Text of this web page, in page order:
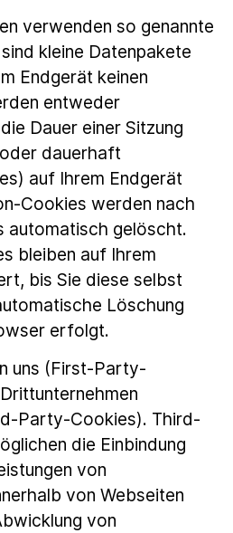
verwenden so genannte
kleine Datenpakete
Endgerät keinen
entweder
Dauer einer Sitzung
dauerhaft
auf Ihrem Endgerät
Cookies werden nach
automatisch gelöscht.
bleiben auf Ihrem
bis Sie diese selbst
Löschung
erfolgt.
uns (First-Party-
Party-Cookies). Third-
die Einbindung
von
von Webseiten
von